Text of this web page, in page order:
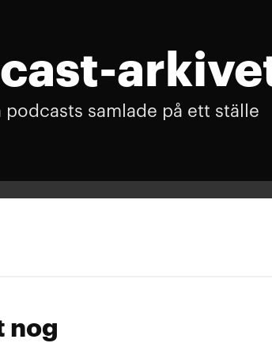
podcasts samlade på ett ställe
nog